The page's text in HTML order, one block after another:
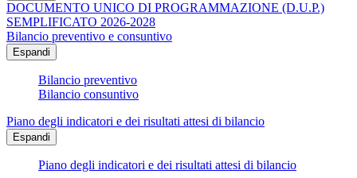
DOCUMENTO UNICO DI PROGRAMMAZIONE (D.U.P.)
SEMPLIFICATO 2026-2028
Bilancio preventivo e consuntivo
Espandi
Bilancio preventivo
Bilancio consuntivo
Piano degli indicatori e dei risultati attesi di bilancio
Espandi
Piano degli indicatori e dei risultati attesi di bilancio